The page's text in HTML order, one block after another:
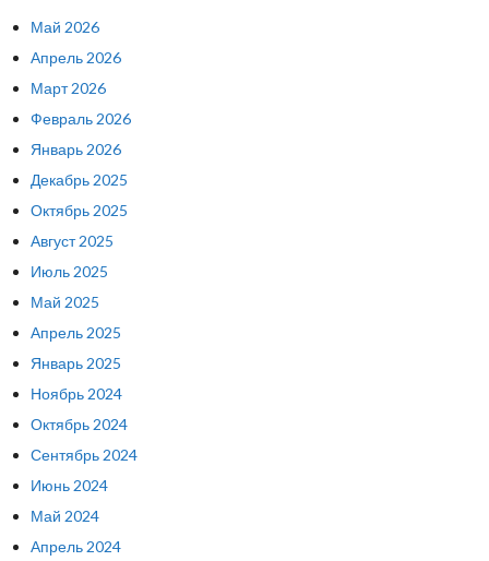
Май 2026
Апрель 2026
Март 2026
Февраль 2026
Январь 2026
Декабрь 2025
Октябрь 2025
Август 2025
Июль 2025
Май 2025
Апрель 2025
Январь 2025
Ноябрь 2024
Октябрь 2024
Сентябрь 2024
Июнь 2024
Май 2024
Апрель 2024